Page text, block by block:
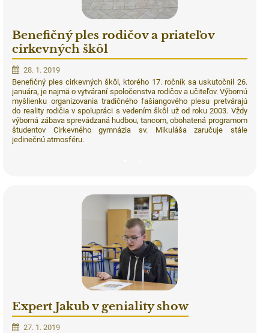
Benefičný ples rodičov a priateľov
cirkevných škôl
28. 1. 2019
Benefičný ples cirkevných škôl, ktorého 17. ročník sa uskutočnil 26.
januára, je najmä o vytváraní spoločenstva rodičov a učiteľov. Výbornú
myšlienku organizovania tradičného fašiangového plesu pretvárajú
do reality rodičia v spolupráci s vedením škôl už od roku 2003. Vždy
výborná zábava sprevádzaná hudbou, tancom, obohatená programom
študentov Cirkevného gymnázia sv. Mikuláša zaručuje stále
jedinečnú atmosféru.
Expert Jakub v geniality show
27. 1. 2019